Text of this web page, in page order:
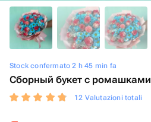
Stock confermato 2 h 45 min fa
Сборный букет с ромашками
12 Valutazioni totali